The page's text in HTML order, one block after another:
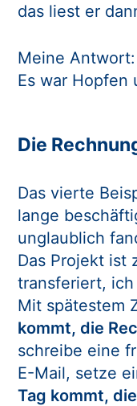
das liest er
Meine
Es war Hopfen
Die
Das vierte
lange
unglaublich
Das Projekt ist
transferiert,
Mit spätestem
kommt, die
schreibe eine
E-Mail, setze
Tag kommt,